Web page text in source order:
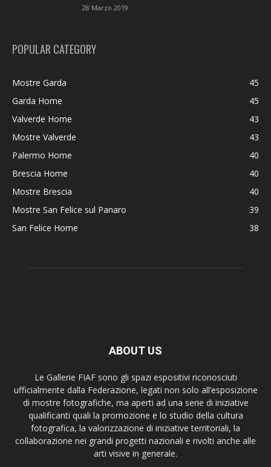
28 Marzo 2019
POPULAR CATEGORY
Mostre Garda
45
Garda Home
45
Valverde Home
43
Mostre Valverde
43
Palermo Home
40
Brescia Home
40
Mostre Brescia
40
Mostre San Felice sul Panaro
39
San Felice Home
38
ABOUT US
Le Gallerie FIAF sono gli spazi espositivi riconosciuti
ufficialmente dalla Federazione, legati non solo all’esposizione
di mostre fotografiche, ma aperti ad una serie di iniziative
qualificanti quali la promozione e lo studio della cultura
fotografica, la valorizzazione di iniziative territoriali, la
collaborazione nei grandi progetti nazionali e rivolti anche alle
arti visive in generale.